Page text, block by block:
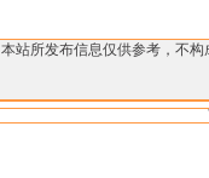
本站所发布信息仅供参考，不